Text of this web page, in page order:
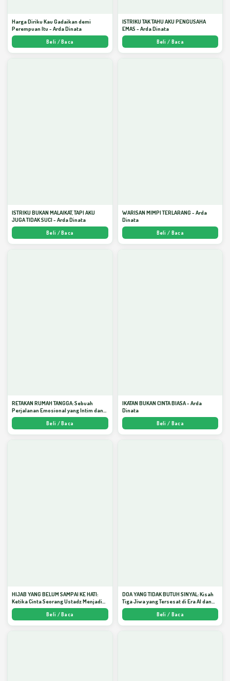
Harga Diriku Kau Gadaikan demi
Perempuan Itu - Arda Dinata
Beli / Baca
ISTRIKU TAK TAHU AKU PENGUSAHA
EMAS - Arda Dinata
Beli / Baca
ISTRIKU BUKAN MALAIKAT, TAPI AKU
JUGA TIDAK SUCI - Arda Dinata
Beli / Baca
WARISAN MIMPI TERLARANG - Arda
Dinata
Beli / Baca
RETAKAN RUMAH TANGGA: Sebuah
Perjalanan Emosional yang Intim dan
Mendalam - Arda Dinata
Beli / Baca
IKATAN BUKAN CINTA BIASA - Arda
Dinata
Beli / Baca
HIJAB YANG BELUM SAMPAI KE HATI:
Ketika Cinta Seorang Ustadz Menjadi
Cermin yang Paling Kejam - Arda
Beli / Baca
DOA YANG TIDAK BUTUH SINYAL: Kisah
Tiga Jiwa yang Tersesat di Era AI dan
Menemukan Jalan Pulang di Bulan
Ramadhan" - Arda Dinata
Beli / Baca